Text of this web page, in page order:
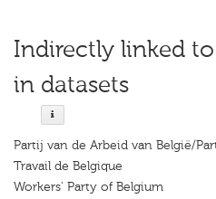
Indirectly linked
in datasets
Partij van de Arbeid van België/
Travail de Belgique
Workers' Party of Belgium